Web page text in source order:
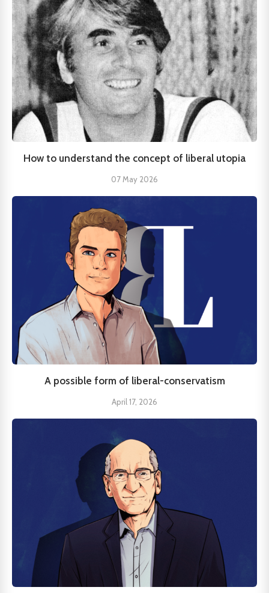
How to understand the concept of liberal utopia
07 May 2026
A possible form of liberal-conservatism
April 17, 2026